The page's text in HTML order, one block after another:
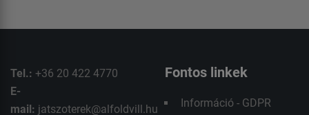
Tel.: +36 20 422 4770
E-
mail: jatszoterek@alfoldvill.hu
Fontos linkek
Információ - GDPR